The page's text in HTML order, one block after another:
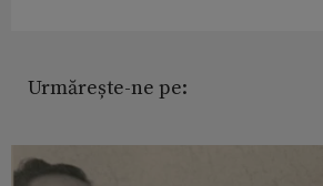
Urmărește-ne pe: